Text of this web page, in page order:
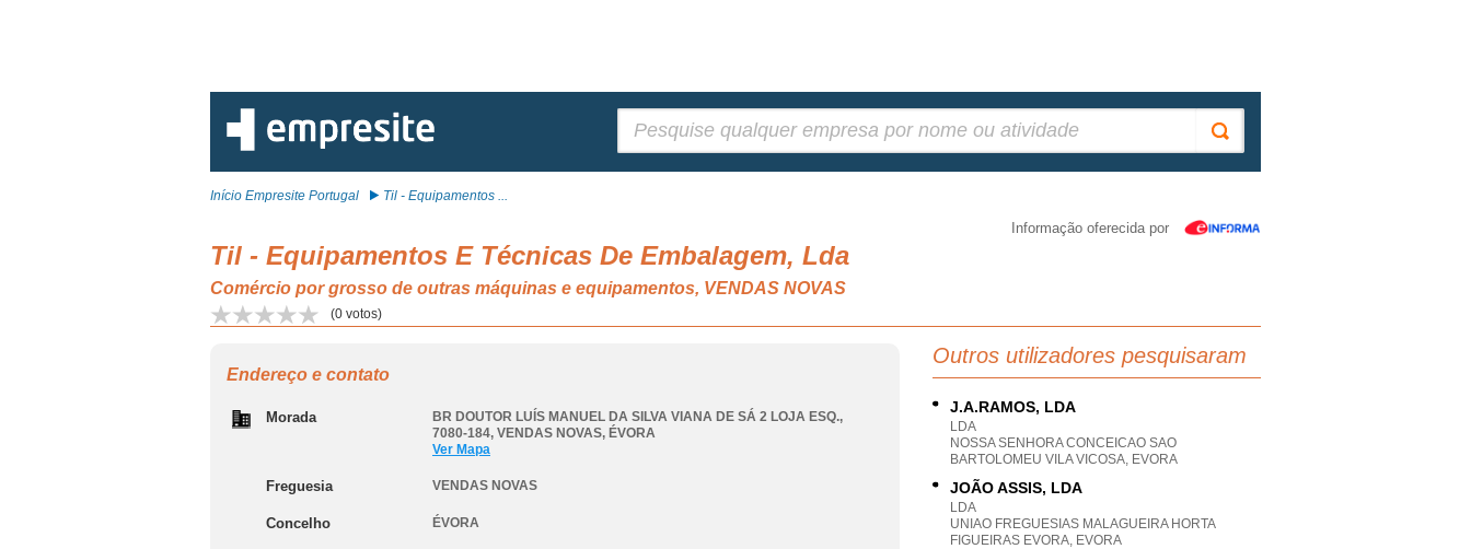
Início Empresite Portugal Til - Equipamentos ...
Informação oferecida por
Til - Equipamentos E Técnicas De Embalagem, Lda
Comércio por grosso de outras máquinas e equipamentos, VENDAS NOVAS
(0 votos)
Endereço e contato
Morada
BR DOUTOR LUÍS MANUEL DA SILVA VIANA DE SÁ 2 LOJA ESQ.,
7080-184, VENDAS NOVAS, ÉVORA
Ver Mapa
Freguesia VENDAS NOVAS
Concelho ÉVORA
Outros utilizadores pesquisaram
J.A.RAMOS, LDA
LDA
NOSSA SENHORA CONCEICAO SAO
BARTOLOMEU VILA VICOSA, EVORA
JOÃO ASSIS, LDA
LDA
UNIAO FREGUESIAS MALAGUEIRA HORTA
FIGUEIRAS EVORA, EVORA